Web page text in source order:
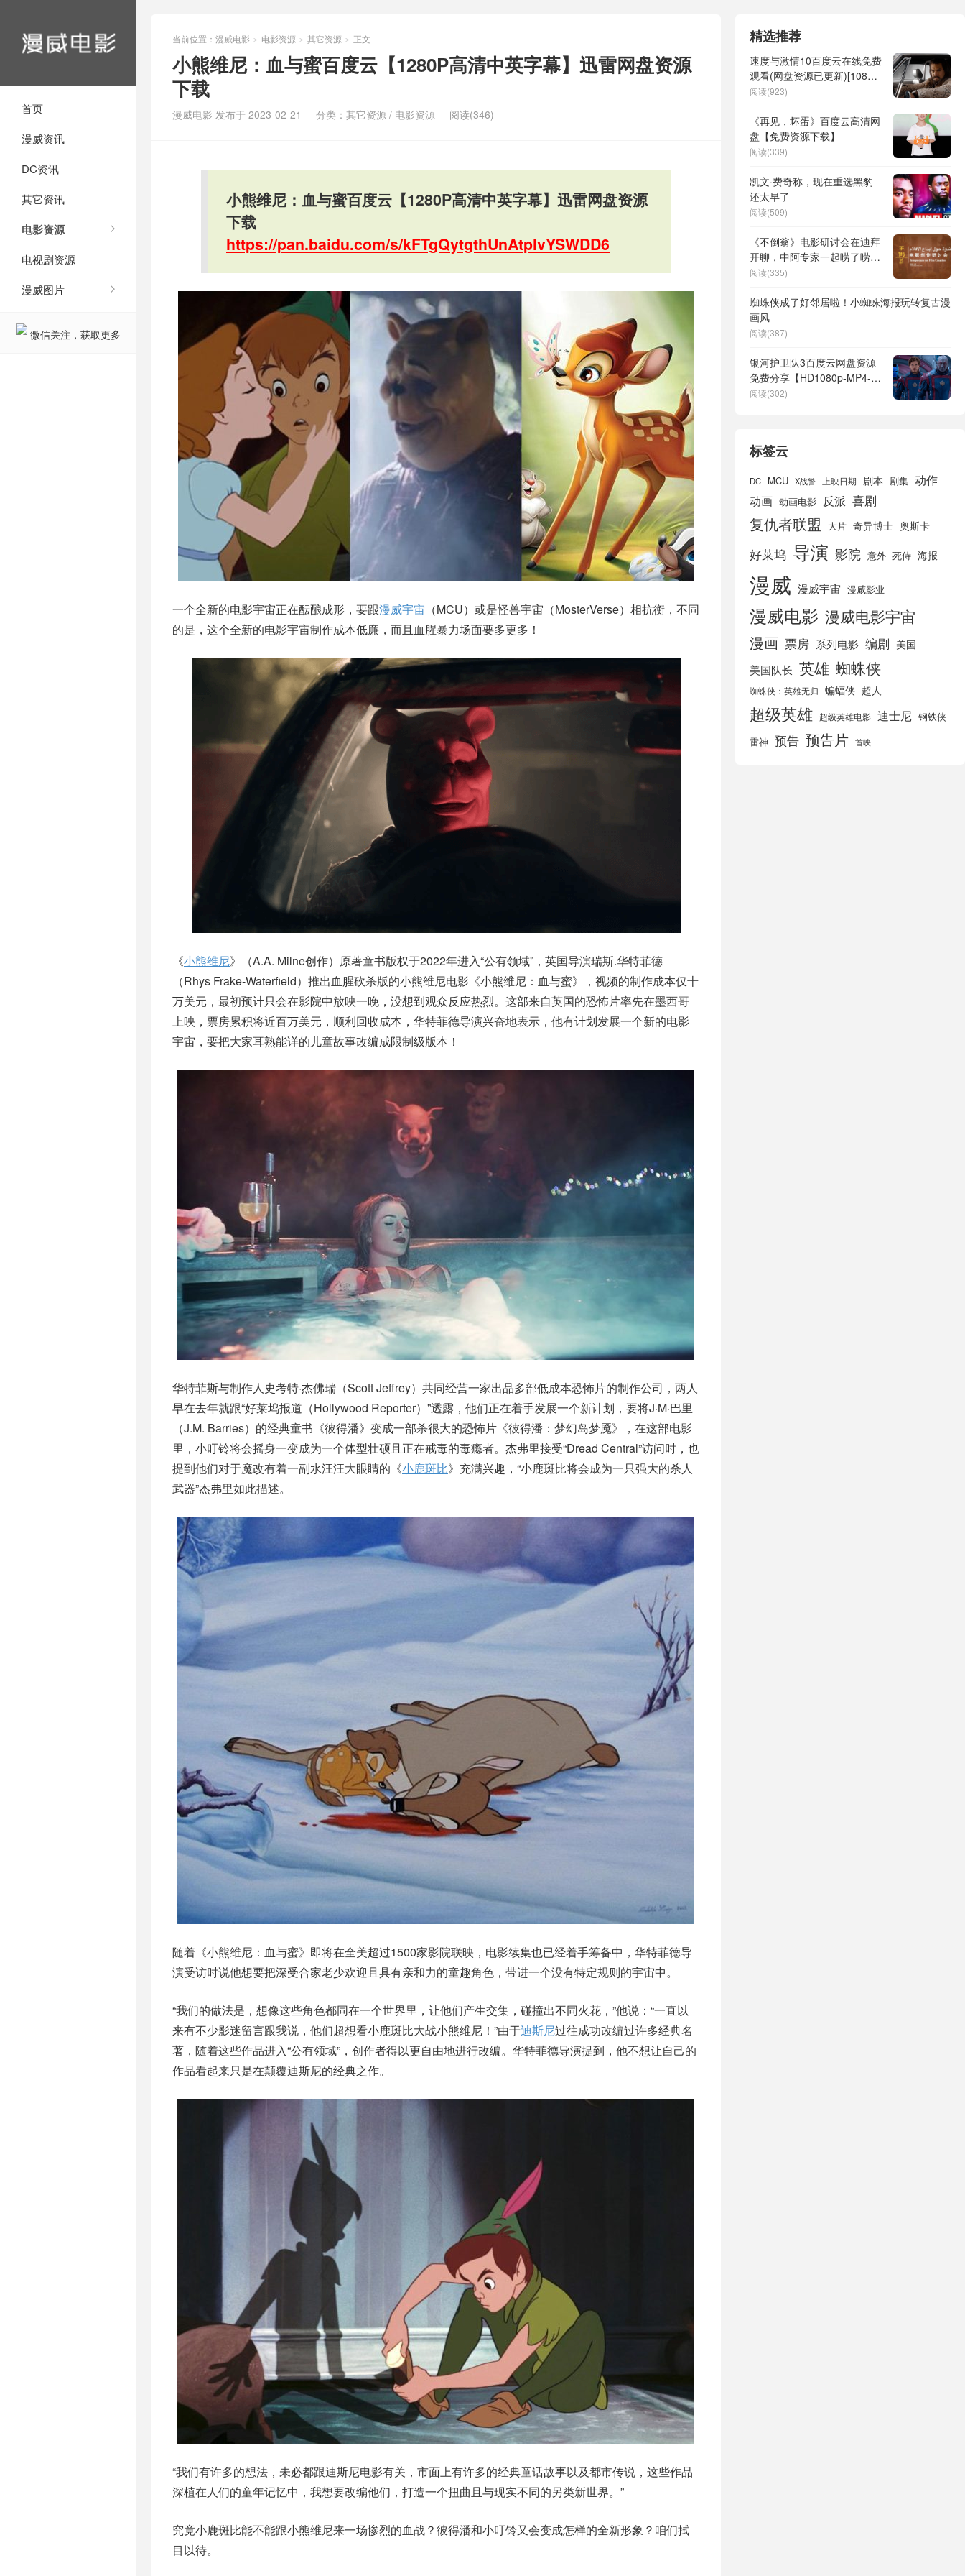
首页
漫威资讯
DC资讯
其它资讯
电影资源
电视剧资源
漫威图片
微信关注，获取更多
当前位置： 漫威电影 > 电影资源 > 其它资源 > 正文
小熊维尼：血与蜜百度云【1280P高清中英字幕】迅雷网盘资源
下载
漫威电影 发布于 2023-02-21 分类： 其它资源 / 电影资源 阅读(346)
小熊维尼：血与蜜百度云【1280P高清中英字幕】迅雷网盘资源
下载
https://pan.baidu.com/s/kFTgQytgthUnAtplvYSWDD6
一个全新的电影宇宙正在酝酿成形，要跟漫威宇宙 （MCU）或是怪兽宇宙（MosterVerse）相抗衡，不同
的是，这个全新的电影宇宙制作成本低廉，而且血腥暴力场面要多更多！
《小熊维尼》（A.A. Milne创作）原著童书版权于2022年进入“公有领域”，英国导演瑞斯.华特菲德
（Rhys Frake-Waterfield）推出血腥砍杀版的小熊维尼电影《小熊维尼：血与蜜》，视频的制作成本仅十
万美元，最初预计只会在影院中放映一晚，没想到观众反应热烈。这部来自英国的恐怖片率先在墨西哥
上映，票房累积将近百万美元，顺利回收成本，华特菲德导演兴奋地表示，他有计划发展一个新的电影
宇宙，要把大家耳熟能详的儿童故事改编成限制级版本！
华特菲斯与制作人史考特·杰佛瑞（Scott Jeffrey）共同经营一家出品多部低成本恐怖片的制作公司，两人
早在去年就跟“好莱坞报道（Hollywood Reporter）”透露，他们正在着手发展一个新计划，要将J·M·巴里
（J.M. Barries）的经典童书《彼得潘》变成一部杀很大的恐怖片《彼得潘：梦幻岛梦魇》，在这部电影
里，小叮铃将会摇身一变成为一个体型壮硕且正在戒毒的毒瘾者。杰弗里接受“Dread Central”访问时，也
提到他们对于魔改有着一副水汪汪大眼睛的《小鹿斑比》充满兴趣，“小鹿斑比将会成为一只强大的杀人
武器”杰弗里如此描述。
随着《小熊维尼：血与蜜》即将在全美超过1500家影院联映，电影续集也已经着手筹备中，华特菲德导
演受访时说他想要把深受合家老少欢迎且具有亲和力的童趣角色，带进一个没有特定规则的宇宙中。
“我们的做法是，想像这些角色都同在一个世界里，让他们产生交集，碰撞出不同火花，”他说：“一直以
来有不少影迷留言跟我说，他们超想看小鹿斑比大战小熊维尼！”由于迪斯尼过往成功改编过许多经典名
著，随着这些作品进入“公有领域”，创作者得以更自由地进行改编。华特菲德导演提到，他不想让自己的
作品看起来只是在颠覆迪斯尼的经典之作。
“我们有许多的想法，未必都跟迪斯尼电影有关，市面上有许多的经典童话故事以及都市传说，这些作品
深植在人们的童年记忆中，我想要改编他们，打造一个扭曲且与现实不同的另类新世界。”
究竟小鹿斑比能不能跟小熊维尼来一场惨烈的血战？彼得潘和小叮铃又会变成怎样的全新形象？咱们拭
目以待。
精选推荐
速度与激情10百度云在线免费
观看(网盘资源已更新)[1080p
高清中字]共享
阅读(923)
《再见，坏蛋》百度云高清网
盘【免费资源下载】
阅读(339)
凯文·费奇称，现在重选黑豹
还太早了
阅读(509)
《不倒翁》电影研讨会在迪拜
开聊，中阿专家一起唠了唠乡
愁和亲情那些事儿
阅读(335)
蜘蛛侠成了好邻居啦！小蜘蛛海报玩转复古漫
画风
阅读(387)
银河护卫队3百度云网盘资源
免费分享【HD1080p-MP4-
6.6G】高清资源
阅读(302)
标签云
DC MCU X战警 上映日期 剧本 剧集 动作
动画 动画电影 反派 喜剧
复仇者联盟 大片 奇异博士 奥斯卡
好莱坞 导演 影院 意外 死侍 海报
漫威 漫威宇宙 漫威影业
漫威电影 漫威电影宇宙
漫画 票房 系列电影 编剧 美国
美国队长 英雄 蜘蛛侠
蜘蛛侠：英雄无归 蝙蝠侠 超人
超级英雄 超级英雄电影 迪士尼 钢铁侠
雷神 预告 预告片 首映